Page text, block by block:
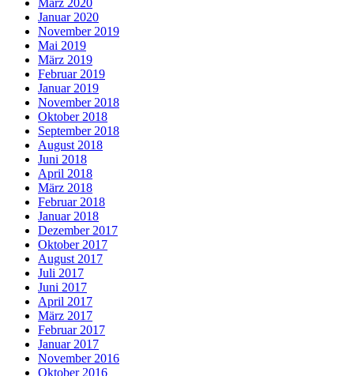
März 2020
Januar 2020
November 2019
Mai 2019
März 2019
Februar 2019
Januar 2019
November 2018
Oktober 2018
September 2018
August 2018
Juni 2018
April 2018
März 2018
Februar 2018
Januar 2018
Dezember 2017
Oktober 2017
August 2017
Juli 2017
Juni 2017
April 2017
März 2017
Februar 2017
Januar 2017
November 2016
Oktober 2016